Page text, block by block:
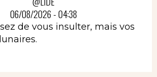
06/08/2026 - 04:38
de vous insulter, mais vos